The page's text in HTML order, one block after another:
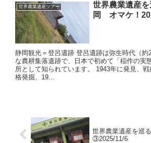
世界農業遺産ツアー
世界農業遺産
岡 オマケ！
静岡観光＝登呂遺跡 登呂遺跡は弥生時代（約
な農耕集落遺跡で、日本で初めて「稲作の実
所として知られています。 1943年に発見、
格発掘、19...
世界農業遺産を巡
③2025/11/6